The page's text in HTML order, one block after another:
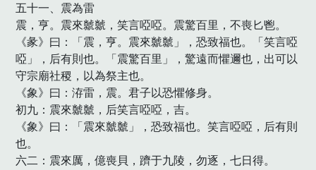
五十一、震為雷
震，亨。震來虩虩，笑言啞啞。震驚百里，不喪匕鬯。
《彖》曰：「震，亨。震來虩虩」，恐致福也。「笑言啞
啞」，后有則也。「震驚百里」，驚遠而懼邇也，出可以
守宗廟社稷，以為祭主也。
《象》曰：洊雷，震。君子以恐懼修身。
初九：震來虩虩，后笑言啞啞，吉。
《象》曰：「震來虩虩」，恐致福也。笑言啞啞，后有則
也。
六二：震來厲，億喪貝，躋于九陵，勿逐，七日得。